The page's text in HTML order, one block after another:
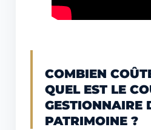
COMBIEN
QUEL EST LE
GESTIONNAIRE
PATRIMOINE ?